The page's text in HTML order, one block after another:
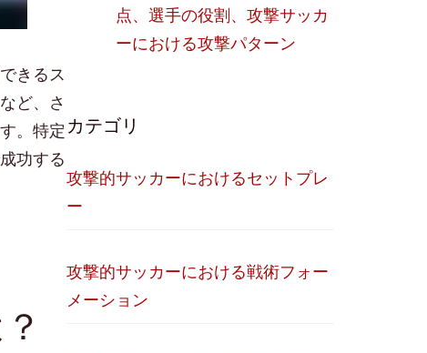
きるス
ど、さ
。特定
功する
点、選手の役割、攻撃サッカ
ーにおける攻撃パターン
カテゴリ
攻撃的サッカーにおけるセットプレ
ー
攻撃的サッカーにおける戦術フォー
メーション